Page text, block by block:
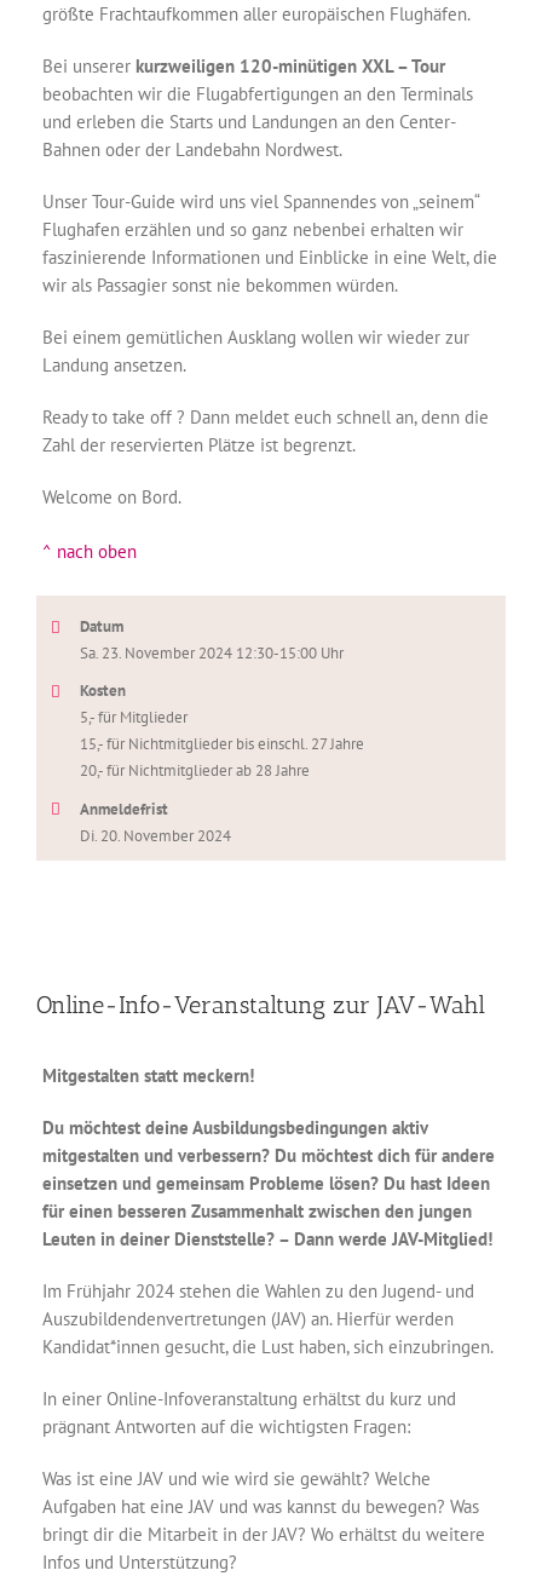
größte Frachtaufkommen aller europäischen Flughäfen.
Bei unserer kurzweiligen 120-minütigen XXL – Tour
beobachten wir die Flugabfertigungen an den Terminals
und erleben die Starts und Landungen an den Center-
Bahnen oder der Landebahn Nordwest.
Unser Tour-Guide wird uns viel Spannendes von „seinem“
Flughafen erzählen und so ganz nebenbei erhalten wir
faszinierende Informationen und Einblicke in eine Welt, die
wir als Passagier sonst nie bekommen würden.
Bei einem gemütlichen Ausklang wollen wir wieder zur
Landung ansetzen.
Ready to take off ? Dann meldet euch schnell an, denn die
Zahl der reservierten Plätze ist begrenzt.
Welcome on Bord.
^ nach oben
Datum
Sa. 23. November 2024 12:30-15:00 Uhr
Kosten
5,- für Mitglieder
15,- für Nichtmitglieder bis einschl. 27 Jahre
20,- für Nichtmitglieder ab 28 Jahre
Anmeldefrist
Di. 20. November 2024
Online-Info-Veranstaltung zur JAV-Wahl
Mitgestalten statt meckern!
Du möchtest deine Ausbildungsbedingungen aktiv
mitgestalten und verbessern? Du möchtest dich für andere
einsetzen und gemeinsam Probleme lösen? Du hast Ideen
für einen besseren Zusammenhalt zwischen den jungen
Leuten in deiner Dienststelle? – Dann werde JAV-Mitglied!
Im Frühjahr 2024 stehen die Wahlen zu den Jugend- und
Auszubildendenvertretungen (JAV) an. Hierfür werden
Kandidat*innen gesucht, die Lust haben, sich einzubringen.
In einer Online-Infoveranstaltung erhältst du kurz und
prägnant Antworten auf die wichtigsten Fragen:
Was ist eine JAV und wie wird sie gewählt? Welche
Aufgaben hat eine JAV und was kannst du bewegen? Was
bringt dir die Mitarbeit in der JAV? Wo erhältst du weitere
Infos und Unterstützung?